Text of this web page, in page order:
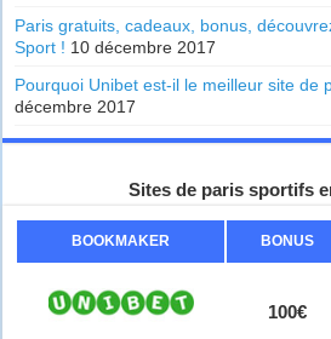
Paris gratuits, cadeaux, bonus,
Sport ! 10 décembre 2017
Pourquoi Unibet est-il le meilleur site de
décembre 2017
Sites de paris sportifs
BOOKMAKER BONUS
100€